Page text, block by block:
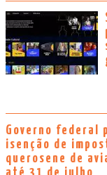
Governo federal
isenção de
querosene de